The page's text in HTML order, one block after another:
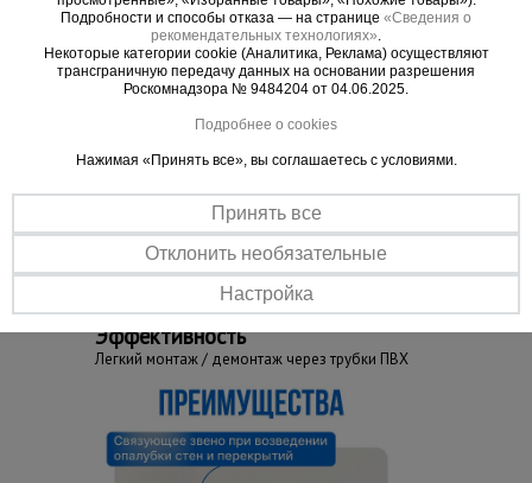
Изготовлен из высокоуглеродистой стали марки
76. Накатная резьба выдерживает нагрузку до 14
Важные преимущества –
эффективная работа
Прочность
Сталь повышенной твердости - 76
Эффективность
Легкий монтаж / демонтаж через трубки ПВХ
Подробности и способы отказа — на странице «Сведения о
рекомендательных технологиях».
Некоторые категории cookie (Аналитика, Реклама) осуществляют
трансграничную передачу данных на основании разрешения
Роскомнадзора № 9484204 от 04.06.2025.
Подробнее о cookies
Нажимая «Принять все», вы соглашаетесь с условиями.
Принять все
Отклонить необязательные
Настройка